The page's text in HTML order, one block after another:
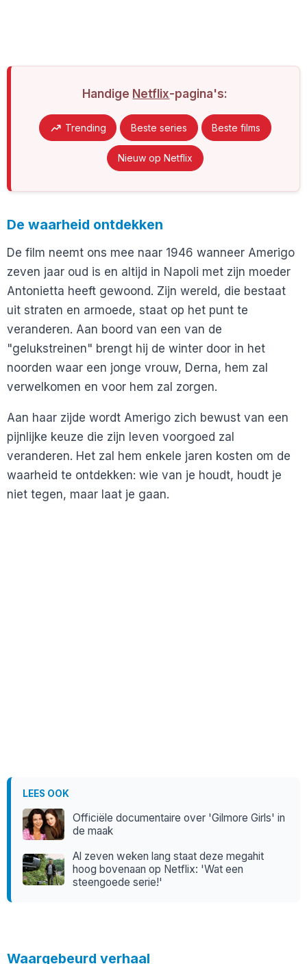
Handige Netflix-pagina's:
Trending Beste series Beste films
Nieuw op Netflix
De waarheid ontdekken
De film neemt ons mee naar 1946 wanneer Amerigo
zeven jaar oud is en altijd in Napoli met zijn moeder
Antonietta heeft gewoond. Zijn wereld, die bestaat
uit straten en armoede, staat op het punt te
veranderen. Aan boord van een van de
"gelukstreinen" brengt hij de winter door in het
noorden waar een jonge vrouw, Derna, hem zal
verwelkomen en voor hem zal zorgen.
Aan haar zijde wordt Amerigo zich bewust van een
pijnlijke keuze die zijn leven voorgoed zal
veranderen. Het zal hem enkele jaren kosten om de
waarheid te ontdekken: wie van je houdt, houdt je
niet tegen, maar laat je gaan.
LEES OOK
Officiële documentaire over 'Gilmore Girls' in
de maak
Al zeven weken lang staat deze megahit
hoog bovenaan op Netflix: 'Wat een
steengoede serie!'
Waargebeurd verhaal